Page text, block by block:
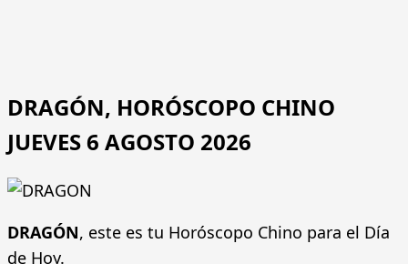
DRAGÓN, HORÓSCOPO CHINO
JUEVES 6 AGOSTO 2026
DRAGÓN, este es tu Horóscopo Chino para el Día
de Hoy.